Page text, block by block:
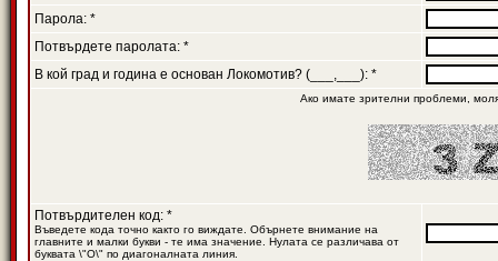
Парола: *
Потвърдете паролата: *
В кой град и година е основан Локомотив? (___,___): *
Ако имате зрителни проблеми,
Потвърдителен код: *
Въведете кода точно както го виждате. Обърнете внимание на
главните и малки букви - те има значение. Нулата се различава от
буквата \"O\" по диагоналната линия.